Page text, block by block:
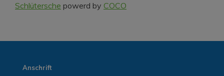
Schlütersche powerd by COCO
Anschrift